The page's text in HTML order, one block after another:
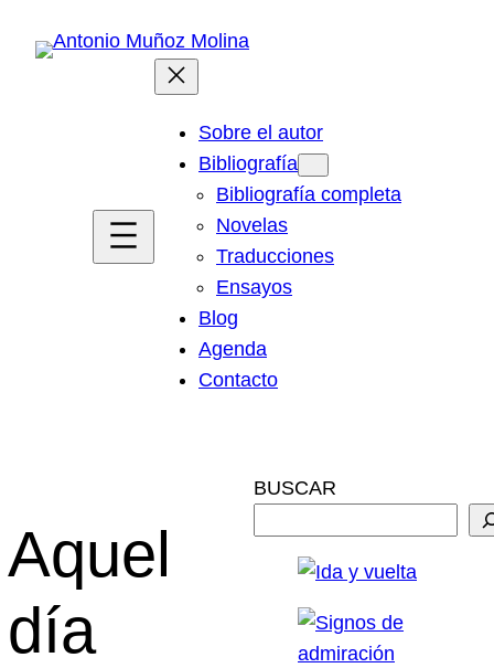
Sobre el autor
Bibliografía
Bibliografía completa
Novelas
Traducciones
Ensayos
Blog
Agenda
Contacto
Aquel
día
BUSCAR